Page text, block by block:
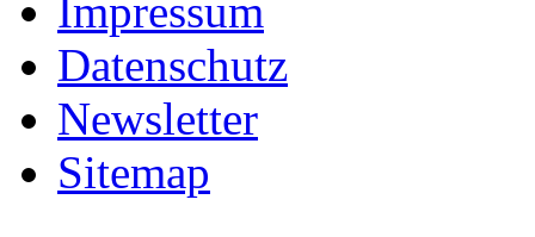
Impressum
Datenschutz
Newsletter
Sitemap